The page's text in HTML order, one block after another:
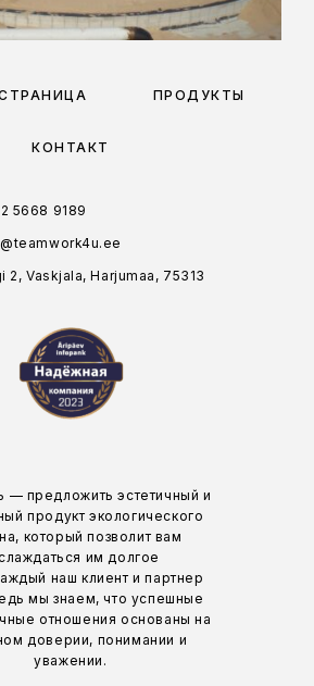
ПРОДУКТЫ
КОНТАКТ
5668 9189
2, Vaskjala, Harjumaa, 75313
— предложить эстетичный и
продукт экологического
который позволит вам
им долгое
наш клиент и партнер
мы знаем, что успешные
отношения основаны на
доверии, понимании и
уважении.